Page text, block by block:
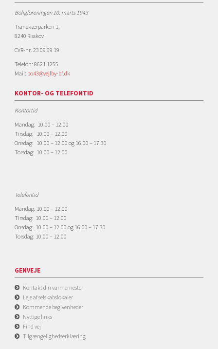
Boligforeningen 10. marts 1943
Tranekærparken 1,
8240 Risskov
CVR-nr. 23 09 69 19
Telefon: 8621 1255
Mail: bo43@vejlby-bf.dk
KONTOR- OG TELEFONTID
Kontortid
Mandag: 10.00 – 12.00
Tirsdag: 10.00 – 12.00
Onsdag: 10.00 – 12.00 og 16.00 – 17.30
Torsdag: 10.00 – 12.00
Telefontid
Mandag: 10.00 – 12.00
Tirsdag: 10.00 – 12.00
Onsdag: 10.00 – 12.00 og 16.00 – 17.30
Torsdag: 10.00 – 12.00
GENVEJE
Kontakt din varmemester
Leje af selskabslokaler
Kommende begivenheder
Nyttige links
Find vej
Tilgængelighedserklæring